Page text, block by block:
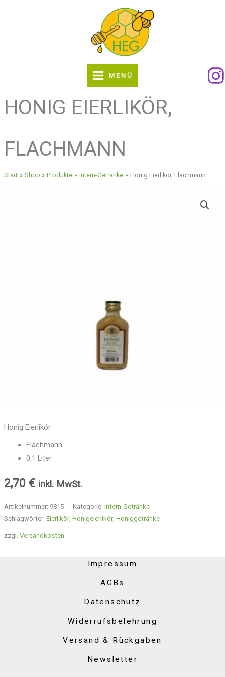
MENÜ
HONIG EIERLIKÖR,
FLACHMANN
Start Shop Produkte intern-Getränke Honig Eierlikör, Flachmann
Honig Eierlikör
Flachmann
0,1 Liter
2,70 € inkl. MwSt.
Artikelnummer: 9815 Kategorie: intern-Getränke
Schlagwörter: Eierlikör, Honigeierlikör, Honiggetränke
zzgl. Versandkosten
Impressum
AGBs
Datenschutz
Widerrufsbelehrung
Versand & Rückgaben
Newsletter